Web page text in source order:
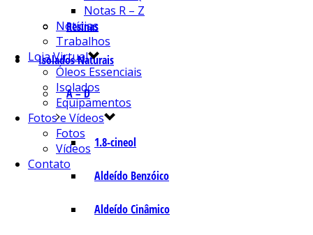
Resinas
Isolados Naturais
A – D
1.8-cineol
Aldeído Benzóico
Aldeído Cinâmico
Notas R – Z
Notícias
Trabalhos
Loja Virtual
Óleos Essenciais
Isolados
Equipamentos
Fotos e Vídeos
Fotos
Vídeos
Contato